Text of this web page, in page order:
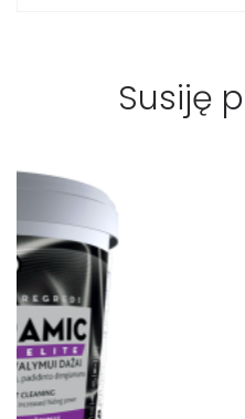
Susiję